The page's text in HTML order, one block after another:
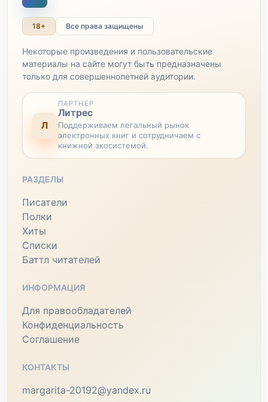
18+ Все права защищены
Некоторые произведения и пользовательские
материалы на сайте могут быть предназначены
только для совершеннолетней аудитории.
Л
ПАРТНЕР
Литрес
Поддерживаем легальный рынок
электронных книг и сотрудничаем с
книжной экосистемой.
РАЗДЕЛЫ
Писатели
Полки
Хиты
Списки
Баттл читателей
ИНФОРМАЦИЯ
Для правообладателей
Конфиденциальность
Соглашение
КОНТАКТЫ
margarita-20192@yandex.ru